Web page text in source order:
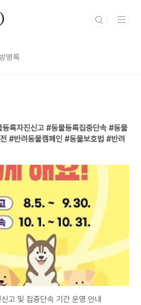
방명록
록자진신고 #동물등록집중단속 #동물
#반려동물캠페인 #동물보호법 #반려
고 및 집중단속 기간 운영 안내